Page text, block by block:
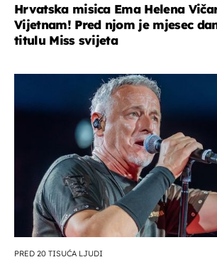
Hrvatska misica Ema Helena
Vijetnam! Pred njom je mjesec
titulu Miss svijeta
PRED 20 TISUĆA LJUDI